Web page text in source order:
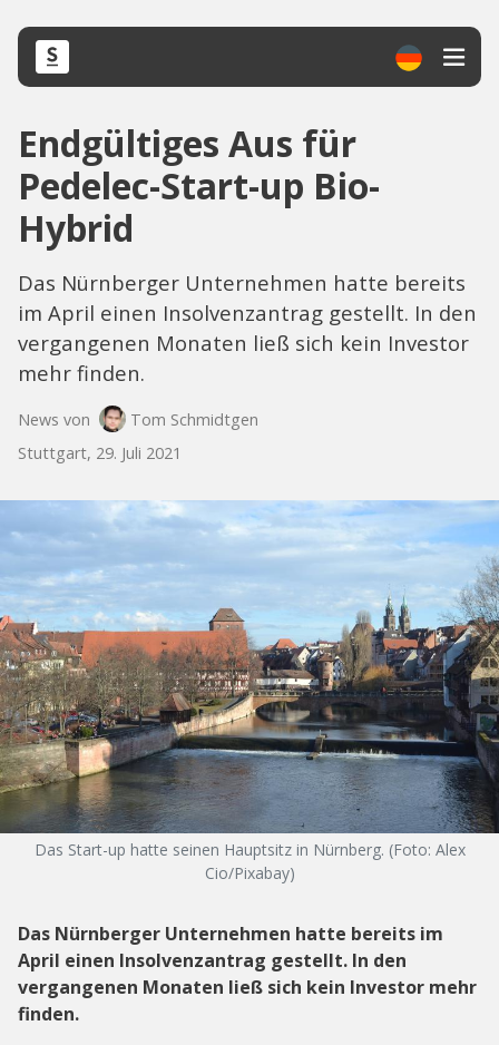
Endgültiges Aus für
Pedelec-Start-up Bio-
Hybrid
Das Nürnberger Unternehmen hatte bereits
im April einen Insolvenzantrag gestellt. In den
vergangenen Monaten ließ sich kein Investor
mehr finden.
News von
Tom Schmidtgen
Stuttgart, 29. Juli 2021
Das Start-up hatte seinen Hauptsitz in Nürnberg. (Foto: Alex
Cio/Pixabay)
Das Nürnberger Unternehmen hatte bereits im
April einen Insolvenzantrag gestellt. In den
vergangenen Monaten ließ sich kein Investor mehr
finden.